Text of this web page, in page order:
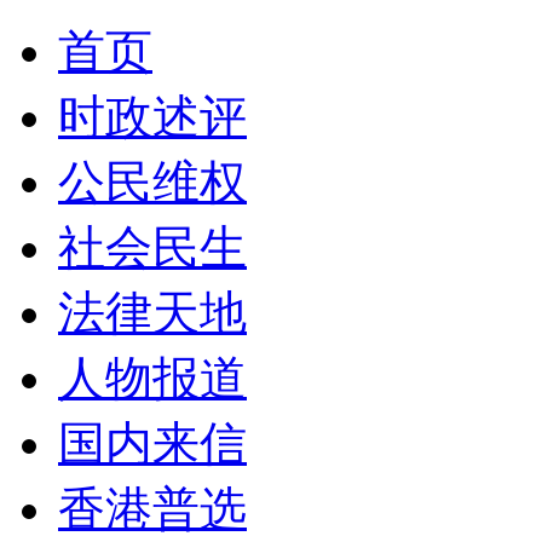
首页
时政述评
公民维权
社会民生
法律天地
人物报道
国内来信
香港普选